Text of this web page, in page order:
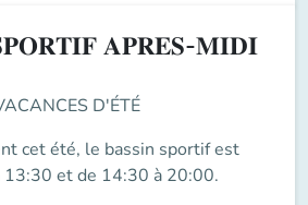
𝐀𝐏𝐑𝐄𝐒-𝐌𝐈𝐃𝐈
D'ÉTÉ
cet été, le bassin sportifest
13:30 et de 14:30 à 20:00.